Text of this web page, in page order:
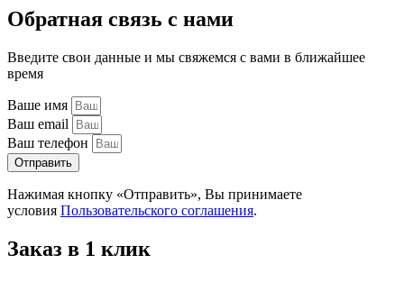
Обратная связь с нами
Введите свои данные и мы свяжемся с вами в ближайшее
время
Ваше имя
Ваш email
Ваш телефон
Отправить
Нажимая кнопку «Отправить», Вы принимаете
условия Пользовательского соглашения.
Заказ в 1 клик